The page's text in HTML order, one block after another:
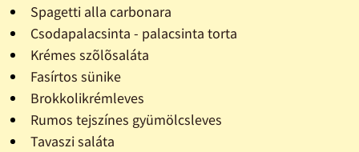
Spagetti alla carbonara
Csodapalacsinta - palacsinta torta
Krémes szõlõsaláta
Fasírtos sünike
Brokkolikrémleves
Rumos tejszínes gyümölcsleves
Tavaszi saláta